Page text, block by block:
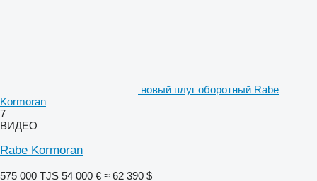
новый плуг оборотный Rabe
Kormoran
7
ВИДЕО
Rabe Kormoran
575 000 TJS 54 000 € ≈ 62 390 $